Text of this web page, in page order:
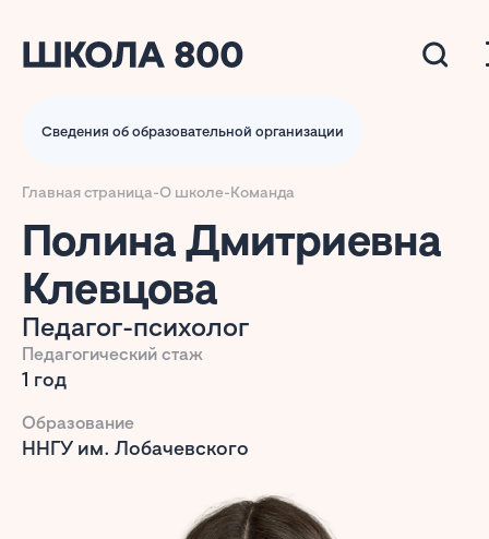
Сведения об образовательной организации
Главная страница-О школе-Команда
Полина Дмитриевна
Клевцова
Педагог-психолог
Педагогический стаж
1 год
Образование
ННГУ им. Лобачевского